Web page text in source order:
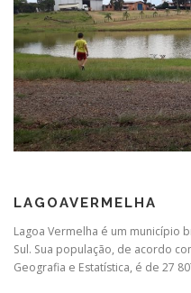
LAGOAVERMELHA
Lagoa Vermelha é um município
Sul. Sua população, de acordo
Geografia e Estatística, é de 27